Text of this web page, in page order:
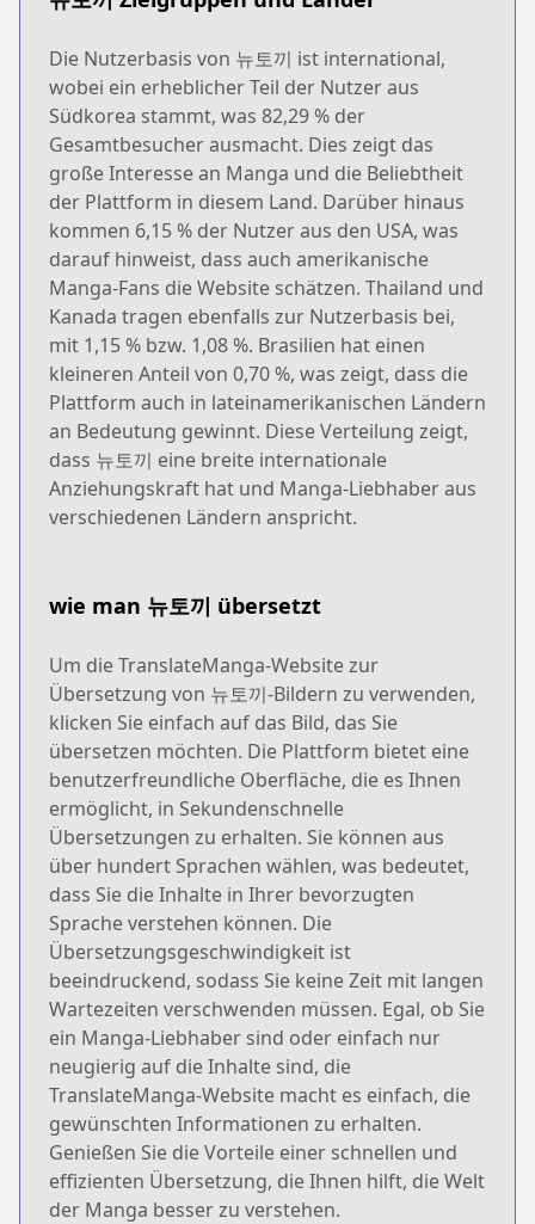
Die Nutzerbasis von 뉴토끼 ist international,
wobei ein erheblicher Teil der Nutzer aus
Südkorea stammt, was 82,29 % der
Gesamtbesucher ausmacht. Dies zeigt das
große Interesse an Manga und die Beliebtheit
der Plattform in diesem Land. Darüber hinaus
kommen 6,15 % der Nutzer aus den USA, was
darauf hinweist, dass auch amerikanische
Manga-Fans die Website schätzen. Thailand und
Kanada tragen ebenfalls zur Nutzerbasis bei,
mit 1,15 % bzw. 1,08 %. Brasilien hat einen
kleineren Anteil von 0,70 %, was zeigt, dass die
Plattform auch in lateinamerikanischen Ländern
an Bedeutung gewinnt. Diese Verteilung zeigt,
dass 뉴토끼 eine breite internationale
Anziehungskraft hat und Manga-Liebhaber aus
verschiedenen Ländern anspricht.
wie man 뉴토끼 übersetzt
Um die TranslateManga-Website zur
Übersetzung von 뉴토끼-Bildern zu verwenden,
klicken Sie einfach auf das Bild, das Sie
übersetzen möchten. Die Plattform bietet eine
benutzerfreundliche Oberfläche, die es Ihnen
ermöglicht, in Sekundenschnelle
Übersetzungen zu erhalten. Sie können aus
über hundert Sprachen wählen, was bedeutet,
dass Sie die Inhalte in Ihrer bevorzugten
Sprache verstehen können. Die
Übersetzungsgeschwindigkeit ist
beeindruckend, sodass Sie keine Zeit mit langen
Wartezeiten verschwenden müssen. Egal, ob Sie
ein Manga-Liebhaber sind oder einfach nur
neugierig auf die Inhalte sind, die
TranslateManga-Website macht es einfach, die
gewünschten Informationen zu erhalten.
Genießen Sie die Vorteile einer schnellen und
effizienten Übersetzung, die Ihnen hilft, die Welt
der Manga besser zu verstehen.